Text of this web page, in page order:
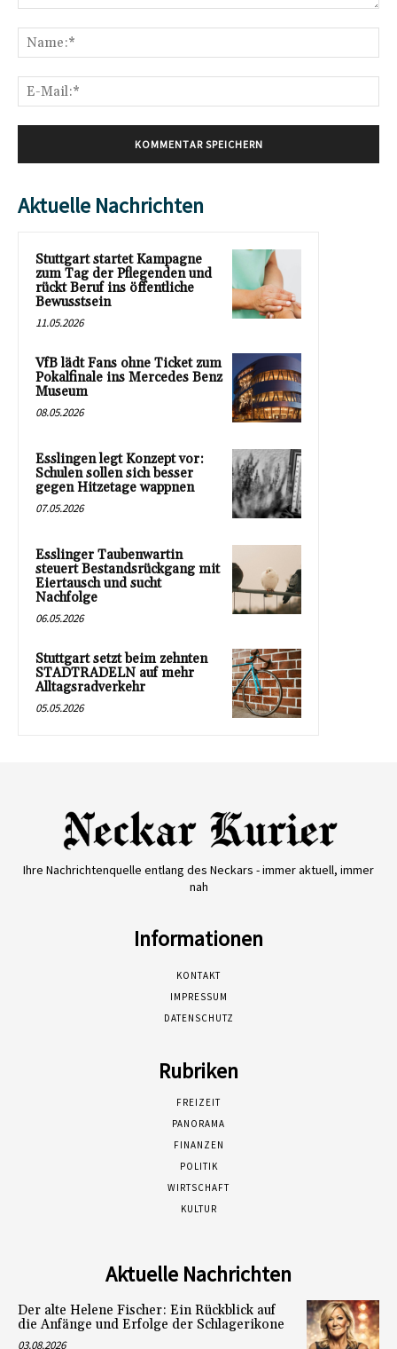
Aktuelle Nachrichten
Stuttgart startet Kampagne
zum Tag der Pflegenden und
rückt Beruf ins öffentliche
Bewusstsein
11.05.2026
VfB lädt Fans ohne Ticket zum
Pokalfinale ins Mercedes Benz
Museum
08.05.2026
Esslingen legt Konzept vor:
Schulen sollen sich besser
gegen Hitzetage wappnen
07.05.2026
Esslinger Taubenwartin
steuert Bestandsrückgang mit
Eiertausch und sucht
Nachfolge
06.05.2026
Stuttgart setzt beim zehnten
STADTRADELN auf mehr
Alltagsradverkehr
05.05.2026
Ihre Nachrichtenquelle entlang des Neckars - immer aktuell, immer
nah
Informationen
KONTAKT
IMPRESSUM
DATENSCHUTZ
Rubriken
FREIZEIT
PANORAMA
FINANZEN
POLITIK
WIRTSCHAFT
KULTUR
Aktuelle Nachrichten
Der alte Helene Fischer: Ein Rückblick auf
die Anfänge und Erfolge der Schlagerikone
03.08.2026